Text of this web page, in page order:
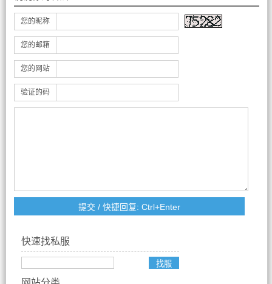
您的昵称
您的邮箱
您的网站
验证的码
快速找私服